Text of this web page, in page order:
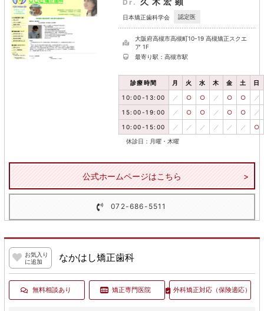
Dr.
日本矯正歯科学会 認定医
大阪府高槻市高槻町10-19 高槻矯正スクエ
ア 1F
最寄り駅：高槻市駅
診療時間 月 火 水 木 金 土 日
10:00-13:00 ／ ○ ○ ／ ○ ○ ／
15:00-19:00 ／ ○ ○ ／ ○ ○ ／
10:00-15:00 ／ ／ ／ ／ ／ ／ ○
休診日：月曜・木曜
公式ホームページはこちら
072-686-5511
お気入り
に追加
なかはし矯正歯科
無料相談あり 矯正専門医院 外科矯正対応 （保険適応）